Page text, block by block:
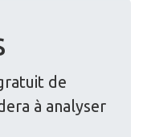
de
à analyser